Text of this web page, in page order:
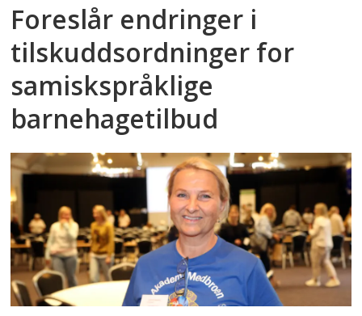
Foreslår endringer i
tilskuddsordninger for
samiskspråklige
barnehagetilbud